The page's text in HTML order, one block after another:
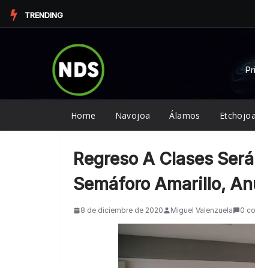
Saltar
al
TRENDING
Home Navojoa Álamos Etchojoa
Regreso A Clases
Semáforo Amarillo,
8 de diciembre de 2020 Miguel Valenzuela 0